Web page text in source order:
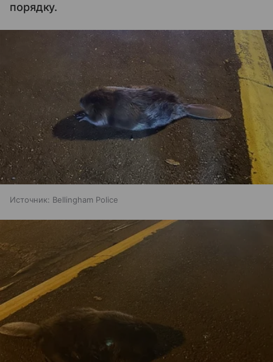
порядку.
Источник: Bellingham Police